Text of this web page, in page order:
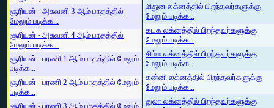
சூரியன் - அசுவனி 3 ஆம் பாதத்தில்
மேலும் படிக்க...
சூரியன் - அசுவனி 4 ஆம் பாதத்தில்
மேலும் படிக்க...
சூரியன் - பரணி 1 ஆம் பாதத்தில் மேலும்
படிக்க...
சூரியன் - பரணி 2 ஆம் பாதத்தில் மேலும்
படிக்க...
சூரியன் - பரணி 3 ஆம் பாதத்தில் மேலும்
மிதுன லக்னத்தில் பிறந்தவர்களுக்கு
மேலும் படிக்க...
கடக லக்னத்தில் பிறந்தவர்களுக்கு
மேலும் படிக்க...
சிம்ம லக்னத்தில் பிறந்தவர்களுக்கு
மேலும் படிக்க...
கன்னி லக்னத்தில் பிறந்தவர்களுக்கு
மேலும் படிக்க...
துலா லக்னத்தில் பிறந்தவர்களுக்கு